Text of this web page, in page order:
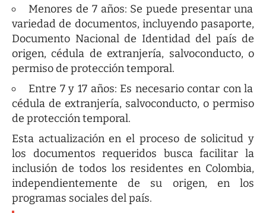
Menores de 7 años: Se puede presentar una
variedad de documentos, incluyendo pasaporte,
Documento Nacional de Identidad del país de
origen, cédula de extranjería, salvoconducto, o
permiso de protección temporal.
Entre 7 y 17 años: Es necesario contar con la
cédula de extranjería, salvoconducto, o permiso
de protección temporal.
Esta actualización en el proceso de solicitud y
los documentos requeridos busca facilitar la
inclusión de todos los residentes en Colombia,
independientemente de su origen, en los
programas sociales del país.